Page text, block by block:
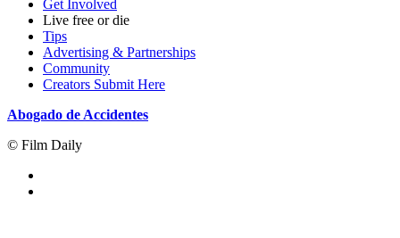
Get Involved
Live free or die
Tips
Advertising & Partnerships
Community
Creators Submit Here
Abogado de Accidentes
© Film Daily